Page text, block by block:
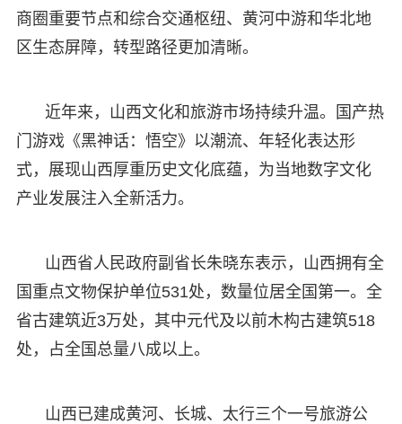
商圈重要节点和综合交通枢纽、黄河中游和华北地
区生态屏障，转型路径更加清晰。
近年来，山西文化和旅游市场持续升温。国产热
门游戏《黑神话：悟空》以潮流、年轻化表达形
式，展现山西厚重历史文化底蕴，为当地数字文化
产业发展注入全新活力。
山西省人民政府副省长朱晓东表示，山西拥有全
国重点文物保护单位531处，数量位居全国第一。全
省古建筑近3万处，其中元代及以前木构古建筑518
处，占全国总量八成以上。
山西已建成黄河、长城、太行三个一号旅游公